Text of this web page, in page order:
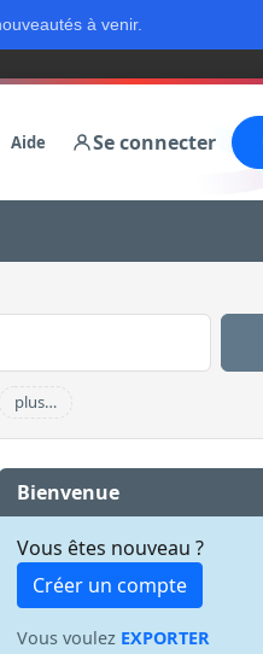
à venir.
Aide Se connecter
plus…
Bienvenue
Vous êtes nouveau ?
Créer un compte
Vous voulez EXPORTER